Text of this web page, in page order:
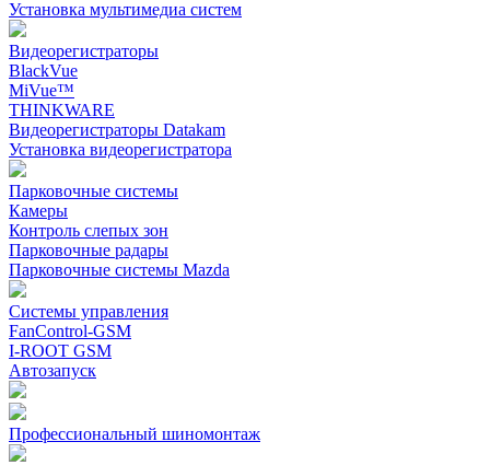
Установка мультимедиа систем
Видеорегистраторы
BlackVue
MiVue™
THINKWARE
Видеорегистраторы Datakam
Установка видеорегистратора
Парковочные системы
Камеры
Контроль слепых зон
Парковочные радары
Парковочные системы Mazda
Системы управления
FanControl-GSM
I-ROOT GSM
Автозапуск
Профессиональный шиномонтаж